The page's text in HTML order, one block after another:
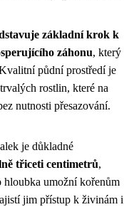
základní krok k
záhonu, který
půdní prostředí je
rostlin, které na
nutnosti přesazování.
je důkladné
třiceti centimetrů,
hloubka umožní kořenům
jim přístup k živinám i